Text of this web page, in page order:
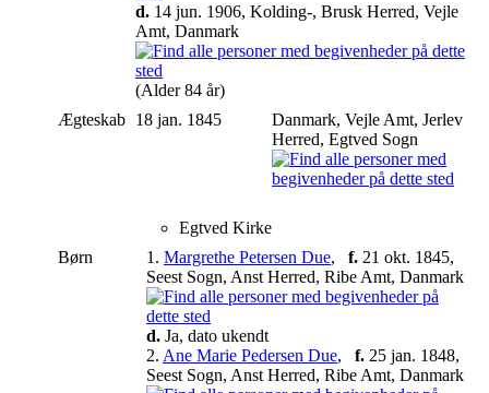
d. 14 jun. 1906, Kolding-, Brusk Herred, Vejle
Amt, Danmark
(Alder 84 år)
Ægteskab 18 jan. 1845
Danmark, Vejle Amt, Jerlev
Herred, Egtved Sogn
Egtved Kirke
Børn
1. Margrethe Petersen Due, f. 21 okt. 1845,
Seest Sogn, Anst Herred, Ribe Amt, Danmark
d. Ja, dato ukendt
2. Ane Marie Pedersen Due, f. 25 jan. 1848,
Seest Sogn, Anst Herred, Ribe Amt, Danmark